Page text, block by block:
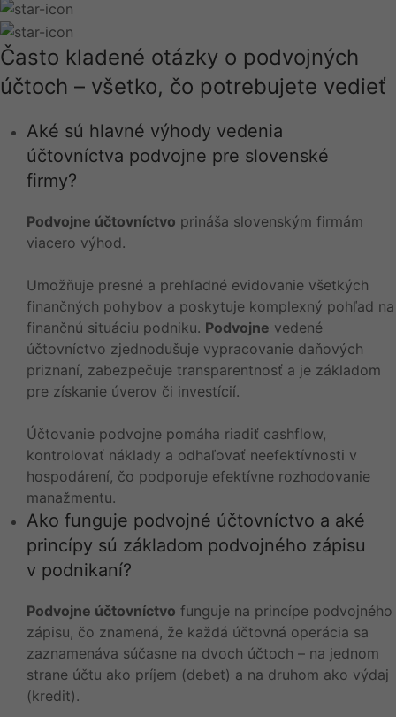
Často kladené otázky o podvojných
účtoch – všetko, čo potrebujete vedieť
Aké sú hlavné výhody vedenia
účtovníctva podvojne pre slovenské
firmy?
Podvojne účtovníctvo prináša slovenským firmám
viacero výhod.
Umožňuje presné a prehľadné evidovanie všetkých
finančných pohybov a poskytuje komplexný pohľad na
finančnú situáciu podniku. Podvojne vedené
účtovníctvo zjednodušuje vypracovanie daňových
priznaní, zabezpečuje transparentnosť a je základom
pre získanie úverov či investícií.
Účtovanie podvojne pomáha riadiť cashflow,
kontrolovať náklady a odhaľovať neefektívnosti v
hospodárení, čo podporuje efektívne rozhodovanie
manažmentu.
Ako funguje podvojné účtovníctvo a aké
princípy sú základom podvojného zápisu
v podnikaní?
Podvojne účtovníctvo funguje na princípe podvojného
zápisu, čo znamená, že každá účtovná operácia sa
zaznamenáva súčasne na dvoch účtoch – na jednom
strane účtu ako príjem (debet) a na druhom ako výdaj
(kredit).